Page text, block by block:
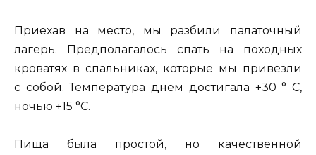
Приехав на место, мы разбили палаточный
лагерь. Предполагалось спать на походных
кроватях в спальниках, которые мы привезли
с собой. Температура днем достигала +30 ° C,
ночью +15 °C.
Пища была простой, но качественной